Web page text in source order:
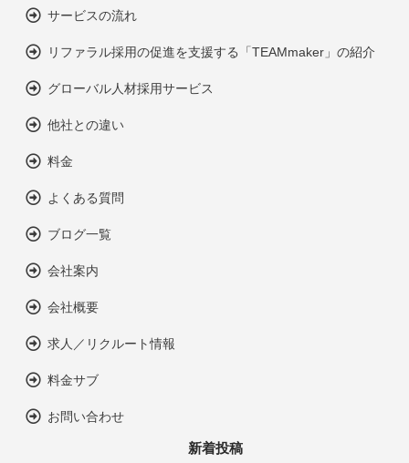
サービスの流れ
リファラル採用の促進を支援する「TEAMmaker」の紹介
グローバル人材採用サービス
他社との違い
料金
よくある質問
ブログ一覧
会社案内
会社概要
求人／リクルート情報
料金サブ
お問い合わせ
新着投稿